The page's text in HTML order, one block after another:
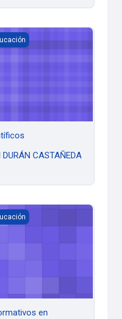
CASTAÑEDA
en investigaciones
en